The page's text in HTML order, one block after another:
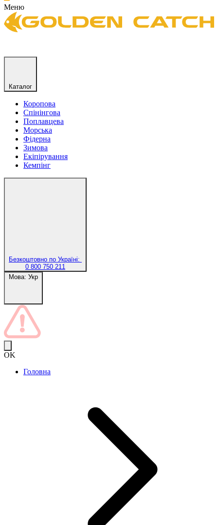
Меню
Каталог
Коропова
Спінінгова
Поплавцева
Морська
Фідерна
Зимова
Екіпірування
Кемпінг
Безкоштовно по Україні:
0 800 750 211
Мова: Укр
OK
Головна